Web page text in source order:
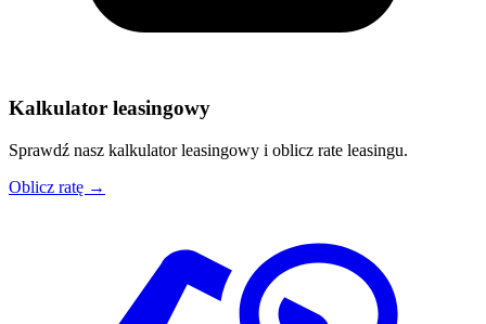
Kalkulator leasingowy
Sprawdź nasz kalkulator leasingowy i oblicz rate leasingu.
Oblicz ratę →